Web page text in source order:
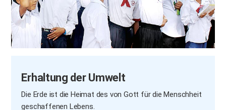
Erhaltung der Umwelt
Die Erde ist die Heimat des von Gott für die Menschheit
geschaffenen Lebens.